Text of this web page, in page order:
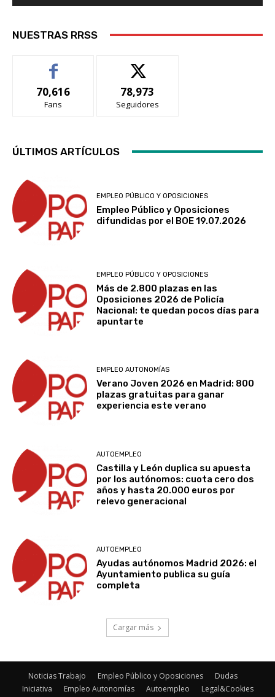
NUESTRAS RRSS
70,616
Fans
78,973
Seguidores
ÚLTIMOS ARTÍCULOS
EMPLEO PÚBLICO Y OPOSICIONES
Empleo Público y Oposiciones
difundidas por el BOE 19.07.2026
EMPLEO PÚBLICO Y OPOSICIONES
Más de 2.800 plazas en las
Oposiciones 2026 de Policía
Nacional: te quedan pocos días para
apuntarte
EMPLEO AUTONOMÍAS
Verano Joven 2026 en Madrid: 800
plazas gratuitas para ganar
experiencia este verano
AUTOEMPLEO
Castilla y León duplica su apuesta
por los autónomos: cuota cero dos
años y hasta 20.000 euros por
relevo generacional
AUTOEMPLEO
Ayudas autónomos Madrid 2026: el
Ayuntamiento publica su guía
completa
Cargar más
Noticias Trabajo Empleo Público y Oposiciones
Dudas
Iniciativa
Empleo Autonomías Autoempleo Legal&Cookies